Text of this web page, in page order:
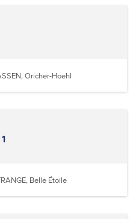
Oricher-Hoehl
Belle Étoile